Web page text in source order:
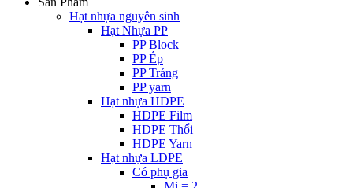
Hạt nhựa nguyên sinh
Hạt Nhựa PP
PP Block
PP Ép
PP Tráng
PP yarn
Hạt nhựa HDPE
HDPE Film
HDPE Thổi
HDPE Yarn
Hạt nhựa LDPE
Có phụ gia